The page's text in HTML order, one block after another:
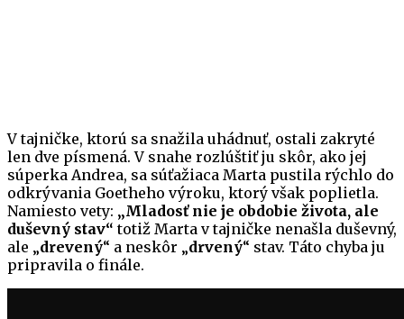
V tajničke, ktorú sa snažila uhádnuť, ostali zakryté
len dve písmená. V snahe rozlúštiť ju skôr, ako jej
súperka Andrea, sa súťažiaca Marta pustila rýchlo do
odkrývania Goetheho výroku, ktorý však poplietla.
Namiesto vety: „Mladosť nie je obdobie života, ale
duševný stav“ totiž Marta v tajničke nenašla duševný,
ale „drevený“ a neskôr „drvený“ stav. Táto chyba ju
pripravila o finále.